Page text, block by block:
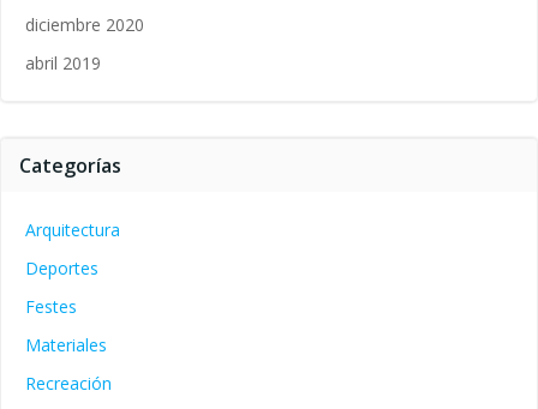
diciembre 2020
abril 2019
Categorías
Arquitectura
Deportes
Festes
Materiales
Recreación